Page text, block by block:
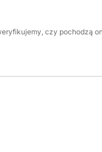
czy pochodzą